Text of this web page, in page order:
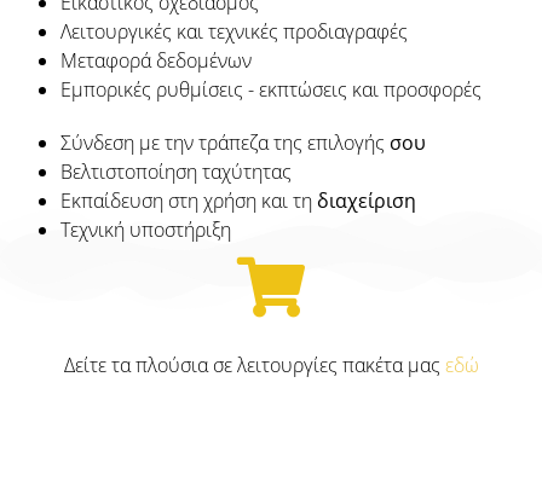
Λειτουργικές και τεχνικές προδιαγραφές
Μεταφορά δεδομένων
Εμπορικές ρυθμίσεις - εκπτώσεις και προσφορές
Σύνδεση με την τράπεζα της επιλογής σου
Βελτιστοποίηση ταχύτητας
Εκπαίδευση στη χρήση και τη διαχείριση
Τεχνική υποστήριξη
Δείτε τα πλούσια σε λειτουργίες πακέτα μας εδώ